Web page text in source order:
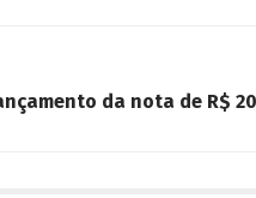
da nota de R$